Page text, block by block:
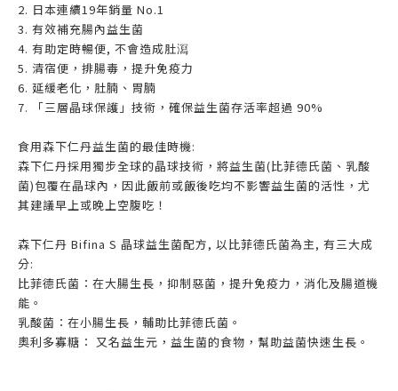
2. 日本連續19年銷量 No.1
3. 有效補充腸內益生菌
4. 有助定時暢便, 不會造成肚㵼
5. 清宿便，排腸毒，提升免疫力
6. 延緩老化，肚腩、胃腩
7. 「三層晶球保護」技術，確保益生菌存活率超過 90%
食用森下仁丹益生菌的最佳時機:
森下仁丹採用獨步全球的晶球技術，將益生菌(比菲德氏菌、乳酸
菌)包覆在晶球內，因此飯前或飯後吃均不影響益生菌的活性，尤
其建議早上或晚上空腹吃！
森下仁丹 Bifina S 晶球益生菌配方, 以比菲德氏菌為主, 有三大成
分:
比菲德氏菌：在大腸生長，抑制惡菌，提升免疫力，消化及腸道機
能。
乳酸菌：在小腸生長，輔助比菲德氏菌。
奧利多寡糖： 又名益生元，益生菌的食物，幫助益菌快速生長。